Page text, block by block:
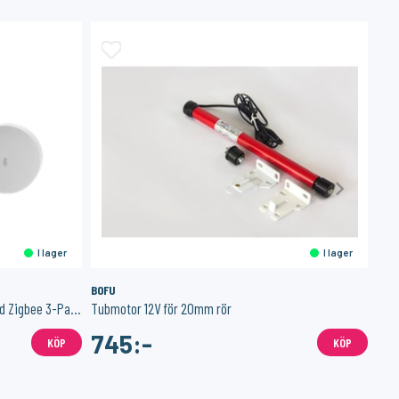
I lager
Temperatur/luftfuktighetsmätare med Zigbee 3-Pack
KÖP
I lager
BOFU
Tubmotor 12V för 20mm rör
745:- KÖP